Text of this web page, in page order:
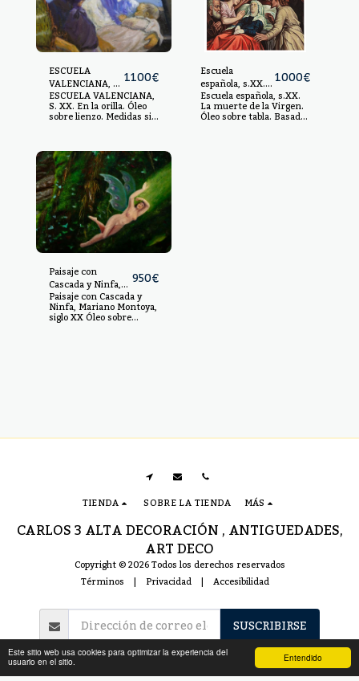
Entendido
Este sitio web usa cookies para optimizar la experiencia del
usuario en el sitio.
ESCUELA
VALENCIANA, S.
XX.
1100€
ESCUELA VALENCIANA,
S. XX. En la orilla. Óleo
sobre lienzo. Medidas sin
x 165 cm.
Escuela
española, s.XX.
La muerte de la
Virgen.
1000€
Escuela española, s.XX.
La muerte de la Virgen.
Óleo sobre tabla. Basado
Paisaje con
Cascada y Ninfa,
Mariano Montoya,
siglo XX
950€
Paisaje con Cascada y
Ninfa, Mariano Montoya,
siglo XX Óleo sobre
lienzo, medidas: 92 x 66
CARLOS 3 ALTA DECORACIÓN , ANTIGUEDADES,
ART DECO
Copyright © 2026 Todos los derechos reservados
Términos | Privacidad| Accesibilidad
TIENDA SOBRE LA TIENDA MÁS
SUSCRIBIRSE